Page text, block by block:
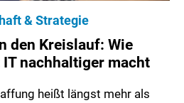
& Strategie
den Kreislauf: Wie
nachhaltiger macht
heißt längst mehr als